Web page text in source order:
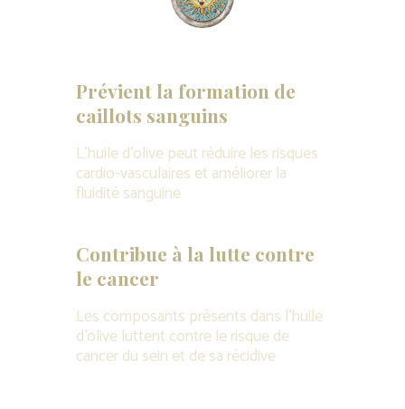
Prévient la formation de
caillots sanguins
L’huile d’olive peut réduire les risques
cardio-vasculaires et améliorer la
fluidité sanguine
Contribue à la lutte contre
le cancer
Les composants présents dans l’huile
d’olive luttent contre le risque de
cancer du sein et de sa récidive